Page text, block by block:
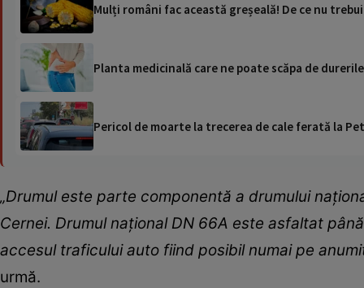
Mulți români fac această greșeală! De ce nu
Planta medicinală care ne poate scăpa de
Pericol de moarte la trecerea de cale ferată la
„Drumul este parte componentă a drumului
Cernei. Drumul naţional DN 66A este asfaltat
accesul traficului auto fiind posibil numai pe
urmă.